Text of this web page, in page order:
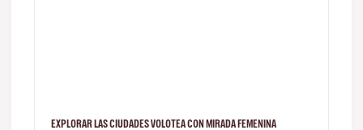
EXPLORAR LAS CIUDADES VOLOTEA CON MIRADA FEMENINA